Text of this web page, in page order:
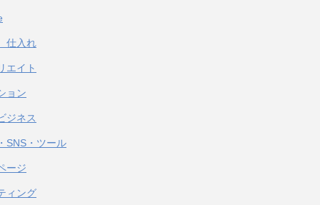
仕入れ
エイト
ョン
ジネス
SNS・ツール
ージ
ィング